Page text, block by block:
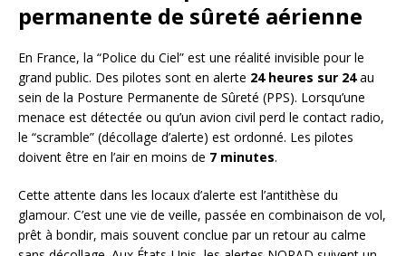
permanente de sûreté aérienne
En France, la “Police du Ciel” est une réalité invisible pour le
grand public. Des pilotes sont en alerte 24 heures sur 24au
sein de la Posture Permanente de Sûreté (PPS). Lorsqu’une
menace est détectée ou qu’un avion civil perd le contact radio,
le “scramble” (décollage d’alerte) est ordonné. Les pilotes
doivent être en l’air en moins de 7 minutes.
Cette attente dans les locaux d’alerte est l’antithèse du
glamour. C’est une vie de veille, passée en combinaison de vol,
prêt à bondir, mais souvent conclue par un retour au calme